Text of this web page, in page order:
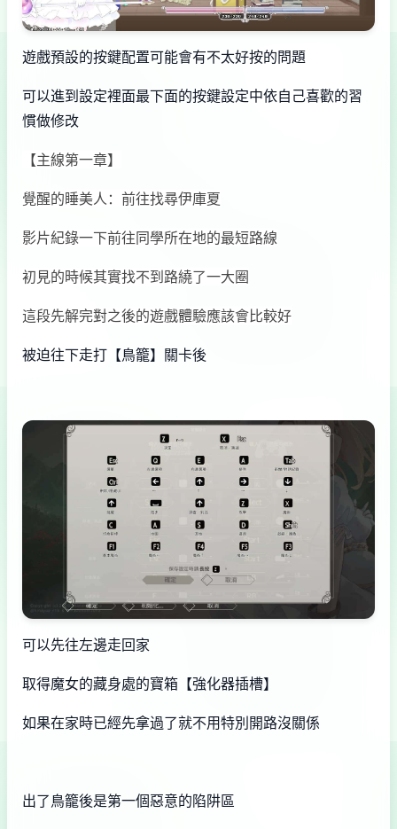
遊戲預設的按鍵配置可能會有不太好按的問題
可以進到設定裡面最下面的按鍵設定中依自己喜歡的習
慣做修改
【主線第一章】
覺醒的睡美人：前往找尋伊庫夏
影片紀錄一下前往同學所在地的最短路線
初見的時候其實找不到路繞了一大圈
這段先解完對之後的遊戲體驗應該會比較好
被迫往下走打【鳥籠】關卡後
可以先往左邊走回家
取得魔女的藏身處的寶箱【強化器插槽】
如果在家時已經先拿過了就不用特別開路沒關係
出了鳥籠後是第一個惡意的陷阱區